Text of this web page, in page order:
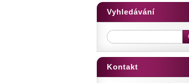
Vyhledávání
Kontakt